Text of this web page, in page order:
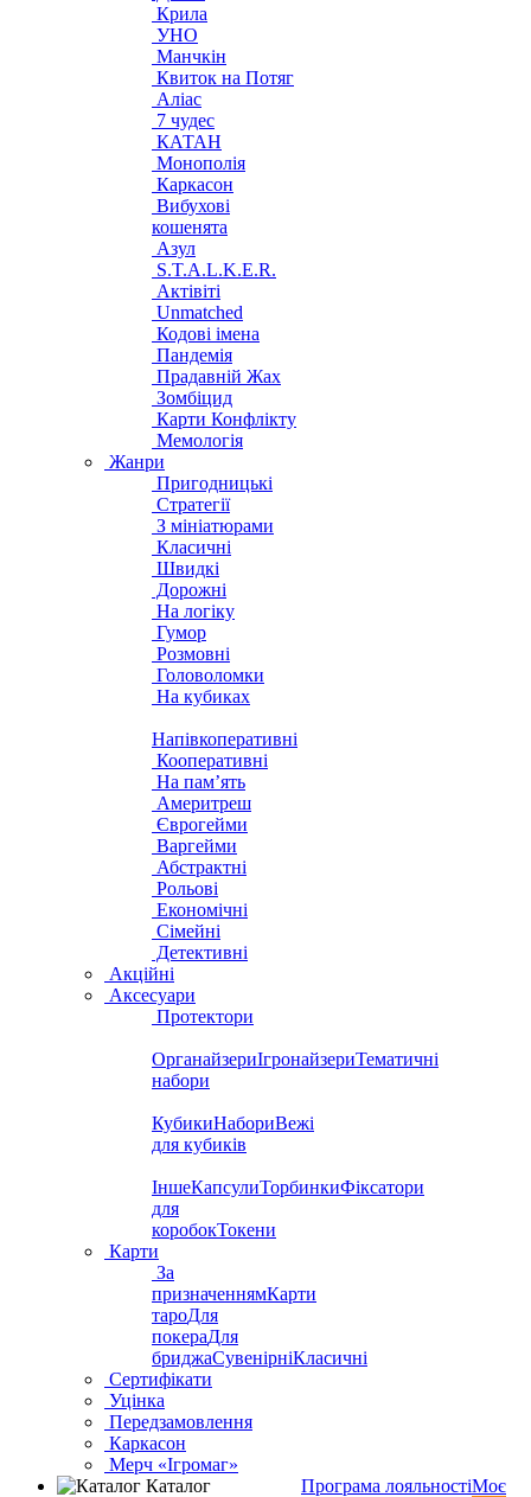
Крила
УНО
Манчкін
Квиток на Потяг
Аліас
7 чудес
КАТАН
Монополія
Каркасон
Вибухові
кошенята
Азул
S.T.A.L.K.E.R.
Актівіті
Unmatched
Кодові імена
Пандемія
Прадавній Жах
Зомбіцид
Карти Конфлікту
Мемологія
Жанри
Пригодницькі
Стратегії
З мініатюрами
Класичні
Швидкі
Дорожні
На логіку
Гумор
Розмовні
Головоломки
На кубиках
Напівкоперативні
Кооперативні
На пам’ять
Америтреш
Єврогейми
Варгейми
Абстрактні
Рольові
Економічні
Сімейні
Детективні
Акційні
Аксесуари
Протектори
ОрганайзериІгронайзериТематичні
набори
КубикиНабориВежі
для кубиків
ІншеКапсулиТорбинкиФіксатори
для
коробокТокени
Карти
За
призначеннямКарти
тароДля
покераДля
бриджаСувенірніКласичні
Сертифікати
Уцінка
Передзамовлення
Каркасон
Мерч «Ігромаг»
Каталог
Програма лояльностіМоє